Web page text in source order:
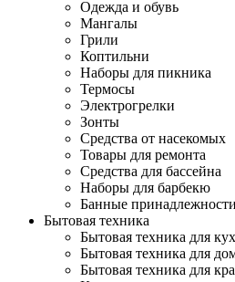
Одежда и обувь
Мангалы
Грили
Коптильни
Наборы для пикника
Термосы
Электрогрелки
Зонты
Средства от насекомых
Товары для ремонта
Средства для бассейна
Наборы для барбекю
Банные принадлежности
Бытовая техника
Бытовая техника для
Бытовая техника для
Бытовая техника для